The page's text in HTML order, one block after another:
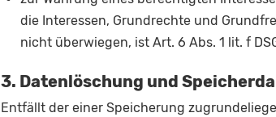
die Interessen, Grundrechte und
nicht überwiegen, ist Art. 6 Abs. 1 lit. f
3. Datenlöschung und
Entfällt der einer Speicherung